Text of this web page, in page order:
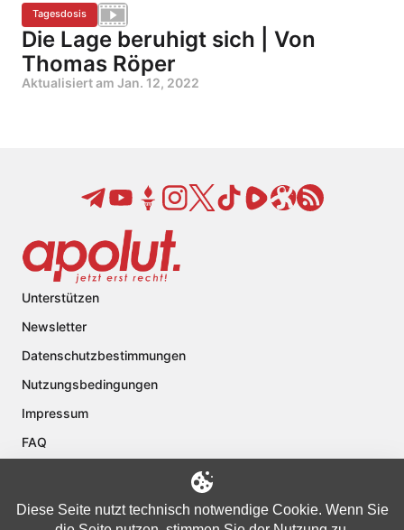
Tagesdosis
Die Lage beruhigt sich | Von
Thomas Röper
Aktualisiert am Jan. 12, 2022
Unterstützen
Newsletter
Datenschutzbestimmungen
Nutzungsbedingungen
Impressum
FAQ
Diese Seite nutzt technisch notwendige Cookie. Wenn Sie